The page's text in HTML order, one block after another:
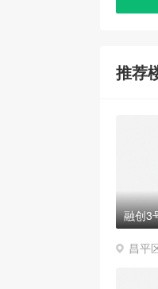
推荐
融创3
昌平